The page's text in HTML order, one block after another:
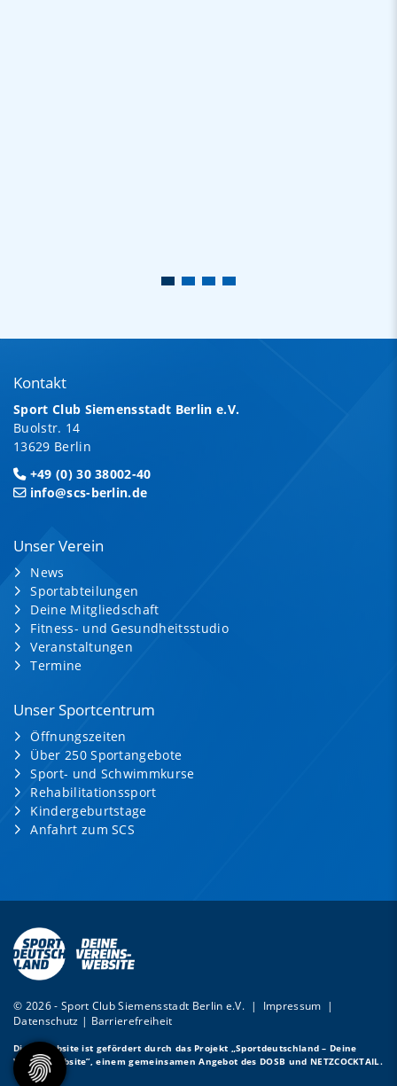
Kontakt
Sport Club Siemensstadt Berlin e.V.
Buolstr. 14
13629 Berlin
+49 (0) 30 38002-40
info@scs-berlin.de
Unser Verein
News
Sportabteilungen
Deine Mitgliedschaft
Fitness- und Gesundheitsstudio
Veranstaltungen
Termine
Unser Sportcentrum
Öffnungszeiten
Über 250 Sportangebote
Sport- und Schwimmkurse
Rehabilitationssport
Kindergeburtstage
Anfahrt zum SCS
© 2026 - Sport Club Siemensstadt Berlin e.V. | Impressum |
Datenschutz | Barrierefreiheit
Diese Website ist gefördert durch das Projekt „Sportdeutschland – Deine
Vereinswebsite”, einem gemeinsamen Angebot des DOSB und NETZCOCKTAIL.